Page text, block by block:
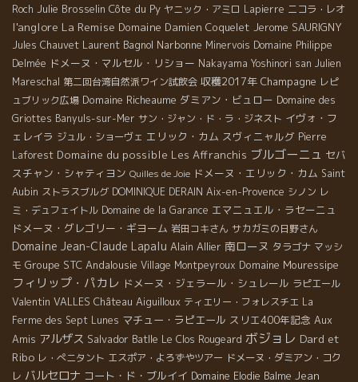
Roch Julie Brosselin Côte du Py ヤニック・アミロ Lapierre ニコラ・レオ
l'anglore La Remise Domaine Damien Coquelet Jerome SAURIGNY
Jules Chauvet Laurent Bagnol Narbonne Minervois Domaine Philippe
Delmée ドメーヌ・マルセル・リショー Nakayama Yoshinori san Julien
Mareschal 第二回台湾自然派ワイン試飲会 収穫2017年 Champagne レピ
ュブリック広場 Domaine Richeaume ダミアン・ビュロー Domaine des
Griottes Banyuls-sur-Mer サン・ジャン・ド・ラ・ジネスト イヴォ・フ
ェレイラ ジュル・ショーヴェ エリック・カム スヴィニャルグ Pierre
Laforest Domaine du possible Les Affranchis ブルゴーニュ セバ
スチャン・シャティヨン Quilles de Joie ドメーヌ・エリック・カム Saint
Aubin ストラスブルグ DOMINIQUE DERAIN Aix-en-Provence シノン レ
ミ・デュフェイトル Domaine de la Garance エマニュエル・ラセーニュ
ドメーヌ・グレゴリー・ギヨーム 岩田コキさん サカガミの日野さん
Domaine Jean-Claude Lapalu Alain Allier 南ローヌ タラゴナ マッシ
モ Groupe STC Andalousie Village Montpeyroux Domaine Mouressipe
フィリップ・パカレ ドメーヌ・ジェラール・シュレール ラピエール
Valentin VALLES Château Aiguilloux ティエリー・フォレスチエ La
Ferme des Sept Lunes マチュー・ラピエール スリエ400年記念 Aux
Amis アルザス Salvador Batlle Le Clos Rougeard ボジョレ Dard et
Ribo レ・ぺニタント エスポア・よろずやツアー ドメーヌ・ダミアン・コク
レ バルセロナ コート・ド・ブルイイ Domaine Elodie Balme Jean